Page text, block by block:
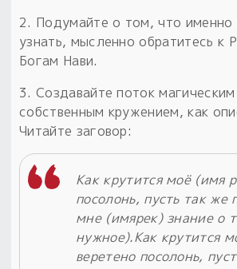
2. Подумайте о том, что именно
узнать, мысленно обратитесь к
Богам Нави.
3. Создавайте поток
собственным кружением, как
Читайте заговор:
Как крутится моё (имя
посолонь, пусть так же
мне (имярек) знание о
нужное).Как крутится
веретено посолонь,